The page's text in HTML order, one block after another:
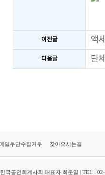
이전글 액
다음글 단
일무단수집거부 찾아오시는길
국공인회계사회 대표자 최운열 | TEL :